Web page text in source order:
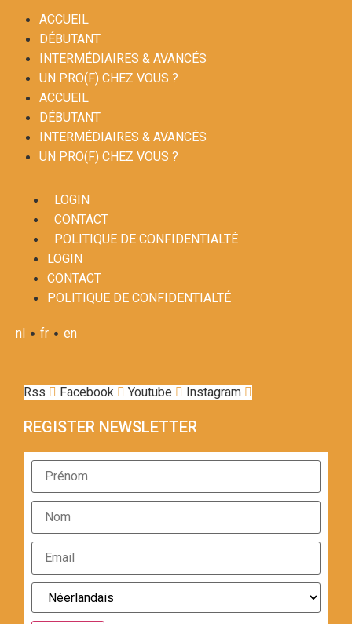
ACCUEIL
DÉBUTANT
INTERMÉDIAIRES & AVANCÉS
UN PRO(F) CHEZ VOUS ?
ACCUEIL
DÉBUTANT
INTERMÉDIAIRES & AVANCÉS
UN PRO(F) CHEZ VOUS ?
LOGIN
CONTACT
POLITIQUE DE CONFIDENTIALTÉ
LOGIN
CONTACT
POLITIQUE DE CONFIDENTIALTÉ
nl • fr • en
Rss Facebook Youtube Instagram
REGISTER NEWSLETTER